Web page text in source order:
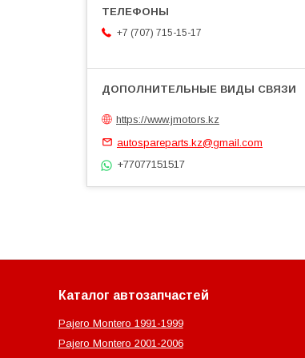
+7 (707) 715-15-17
https://www.jmotors.kz
autospareparts.kz@gmail.com
+77077151517
Каталог автозапчастей
Pajero Montero 1991-1999
Pajero Montero 2001-2006